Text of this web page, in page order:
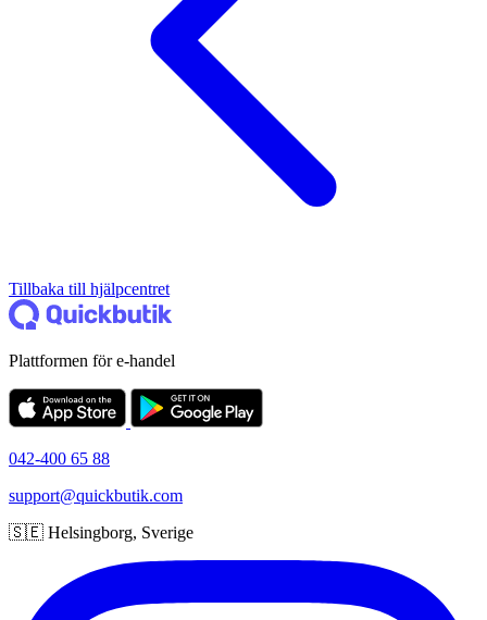
Tillbaka till hjälpcentret
Plattformen för e-handel
042-400 65 88
support@quickbutik.com
🇸🇪 Helsingborg, Sverige